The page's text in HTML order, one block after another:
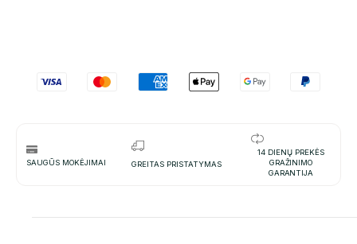
SAUGŪS MOKĖJIMAI GREITAS PRISTATYMAS
14 DIENŲ PREKĖS
GRAŽINIMO
GARANTIJA